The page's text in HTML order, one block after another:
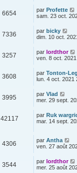
6654 par Profette
sam. 23 oct.
7336 par bicky
dim. 10 oct.
3257 par lordthor
ven. 8 oct.
3608 par Tonton-
lun. 4 oct. 2021
3995 par Vlad
mer. 29 sept.
42117 par Ruk
mar. 14 sept.
4306 par Antha
ven. 27 août
3544 par lordthor
mer. 25 août